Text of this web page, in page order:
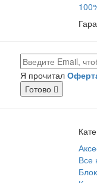
Я прочитал
Готово
Все